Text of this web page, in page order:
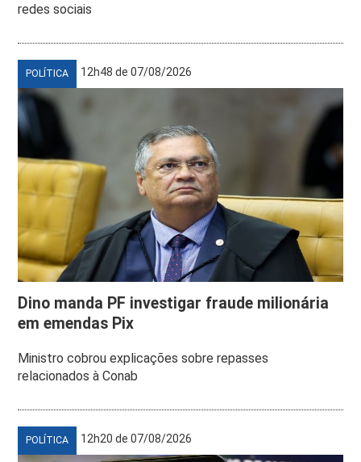
redes sociais
POLÍTICA 12h48 de 07/08/2026
Dino manda PF investigar fraude milionária
em emendas Pix
Ministro cobrou explicações sobre repasses
relacionados à Conab
POLÍTICA 12h20 de 07/08/2026